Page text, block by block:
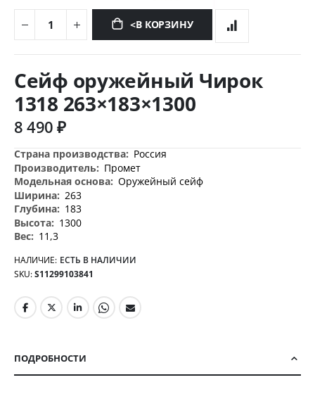
<В КОРЗИНУ
началу
изображений
Сейф оружейный Чирок
1318 263×183×1300
8 490 ₽
Дополнительная
информация
Россия
Промет
Оружейный сейф
263
183
1300
11,3
НАЛИЧИЕ: ЕСТЬ В НАЛИЧИИ
SKU S11299103841
ПОДРОБНОСТИ